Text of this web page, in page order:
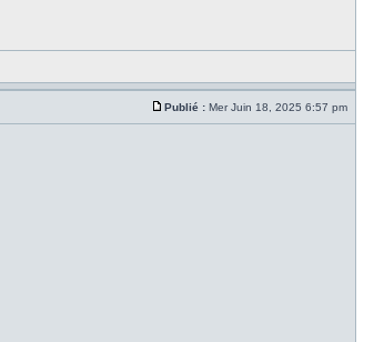
Publié : Mer Juin 18, 2025 6:57 pm